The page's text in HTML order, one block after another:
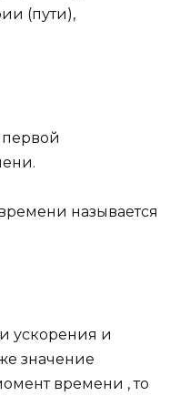
(пути),
первой
называется
ускорения и
значение
времени , то